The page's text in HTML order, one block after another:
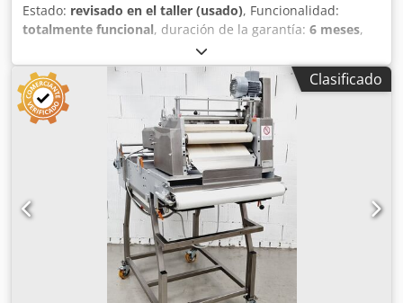
Estado: revisado en el taller (usado), Funcionalidad:
totalmente funcional, duración de la garantía: 6 meses,
, año de la última revisión:
Certificado DGUV hasta:08/2027, anchura de trabajo:300
mm, ancho de cinta transportadora:320 mm, tipo de
corriente de entrada:
trifásico, ancho total: 590 mm
longitud total:
680 mm, altura total:1.300 mm
para enrollar croissants Erka WMA 30 Ancho de la banda
de enrollado: 320 mm Para todo tipo de barras, como
croissants y barras de panecillo de Brezel Máquina para
enrollar croissants, con ruedas Conexión: 400 V, enchufe
CEE de 16 A Dimensiones: 590 x 680 x 1220-1300 mm
(ancho x largo x alto) Máquina usada, reacondicionada Con
garantía + servicio de piezas de repuesto ¡Calidad de un
taller especializado! ¡Aproveche más de 35 años de
experiencia! Chsdpey Ac U Aofx Akiea
Clasificado